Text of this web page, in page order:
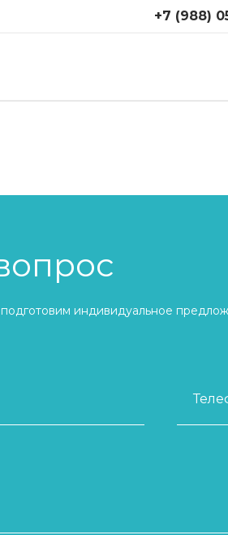
+7 (988)
индивидуальное